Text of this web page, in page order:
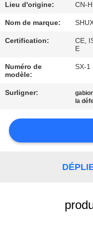
L'USINE
CONTRÔLE
QUALITÉ
CONTACTER
UN DEVIS
Lieu d'origine: CN-
Nom de marque:
Certification:
CE,
E
Numéro de
modèle:
SX-1
Surligner:
la